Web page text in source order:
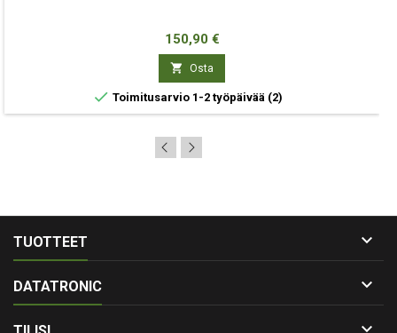
Hinta
150,90 €
 Osta
 Toimitusarvio 1-2 työpäivää (2)
TUOTTEET 
DATATRONIC 